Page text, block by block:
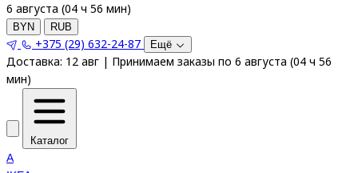
6 августа (04 ч 56 мин)
BYN RUB
+375 (29) 632-24-87 Ещё
Доставка: 12 авг | Принимаем заказы по 6 августа (04 ч 56
мин)
Каталог
A